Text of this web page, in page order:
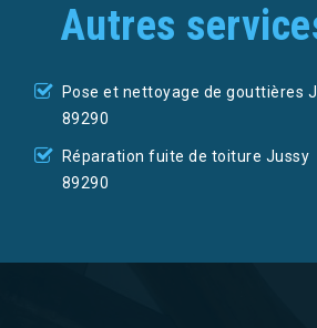
Autres
Pose et nettoyage de gouttières
89290
Réparation fuite de toiture Jussy
89290